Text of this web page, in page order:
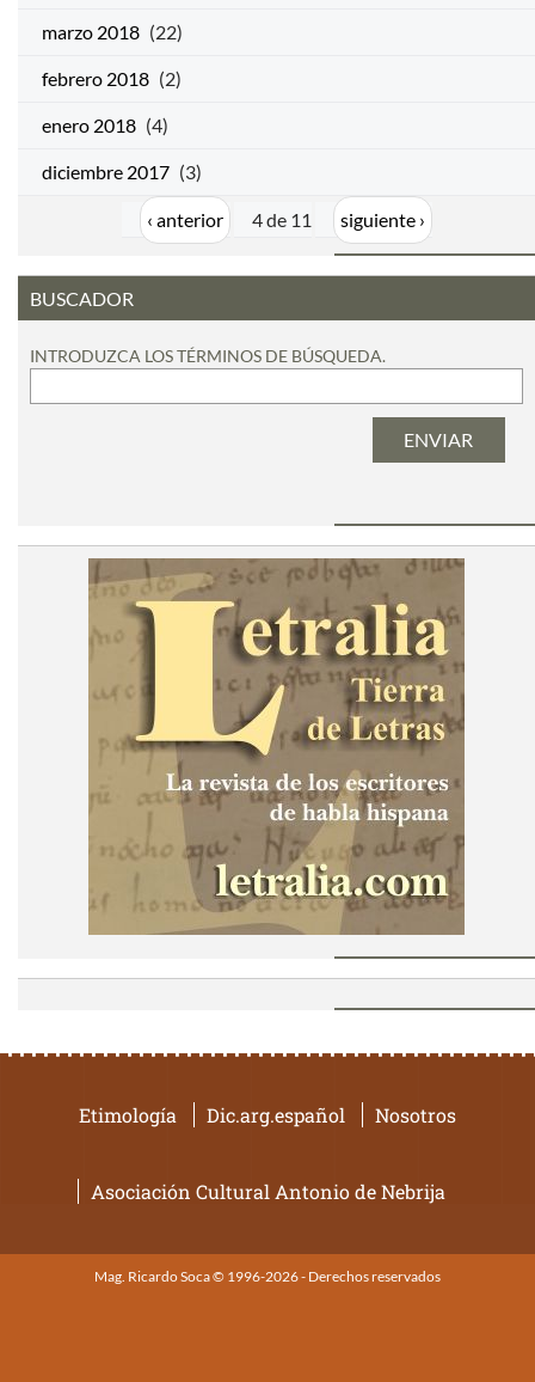
marzo 2018 (22)
febrero 2018 (2)
enero 2018 (4)
diciembre 2017 (3)
‹ anterior 4 de 11 siguiente ›
BUSCADOR
INTRODUZCA LOS TÉRMINOS DE BÚSQUEDA.
Etimología Dic.arg.español Nosotros
Asociación Cultural Antonio de Nebrija
Mag. Ricardo Soca © 1996-2026 - Derechos reservados